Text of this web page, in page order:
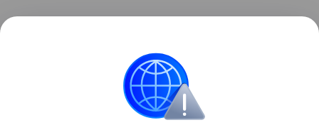
попытка восстановить то, что было утрачено
несколько десятилетий назад: собственное
льняное производство, чтобы в стране было из
чего шить одежду, не оглядываясь на заграницу.